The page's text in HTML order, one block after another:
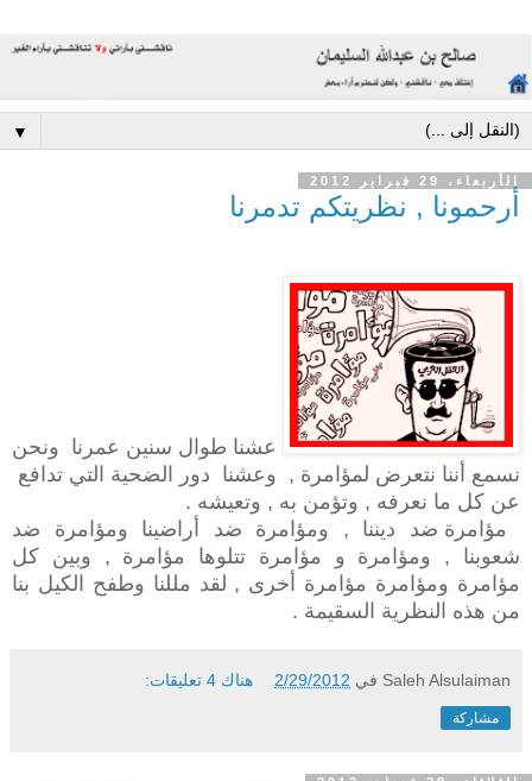
▼
الأربعاء، 29 فبراير 2012
أرحمونا , نظريتكم تدمرنا
عشنا طوال سنين عمرنا ونحن
نسمع أننا نتعرض لمؤامرة , وعشنا دور الضحية التي تدافع
عن كل ما نعرفه , وتؤمن به , وتعيشه .
مؤامرة ضد ديننا , ومؤامرة ضد أراضينا ومؤامرة ضد
شعوبنا , ومؤامرة و مؤامرة تتلوها مؤامرة , وبين كل
مؤامرة ومؤامرة مؤامرة أخرى , لقد مللنا وطفح الكيل بنا
من هذه النظرية السقيمة .
Saleh Alsulaiman في 2/29/2012 هناك 4 تعليقات:
مشاركة